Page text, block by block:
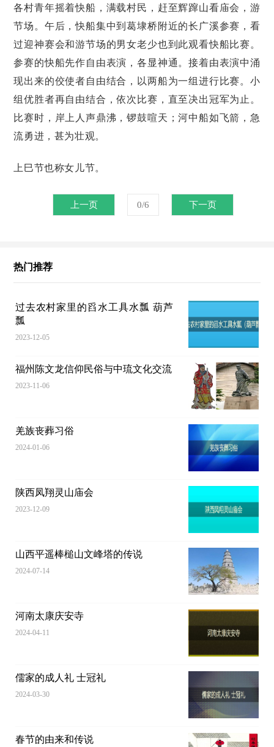
各村青年摇着快船，满载村民，赶至辉蹿山看庙会，游
节场。午后，快船集中到葛埭桥附近的长广溪参赛，看
过迎神赛会和游节场的男女老少也到此观看快船比赛。
参赛的快船先作自由表演，各显神通。接着由表演中涌
现出来的佼使者自由结合，以两船为一组进行比赛。小
组优胜者再自由结合，依次比赛，直至决出冠军为止。
比赛时，岸上人声鼎沸，锣鼓喧天；河中船如飞箭，急
流勇进，甚为壮观。
上巳节也称女儿节。
上一页 0/6 下一页
热门推荐
过去农村家里的舀水工具水瓢 葫芦
瓢
2023-12-05
福州陈文龙信仰民俗与中琉文化交流
2023-11-06
羌族丧葬习俗
2024-01-06
陕西凤翔灵山庙会
2023-12-09
山西平遥棒槌山文峰塔的传说
2024-07-14
河南太康庆安寺
2024-04-11
儒家的成人礼 士冠礼
2024-03-30
春节的由来和传说